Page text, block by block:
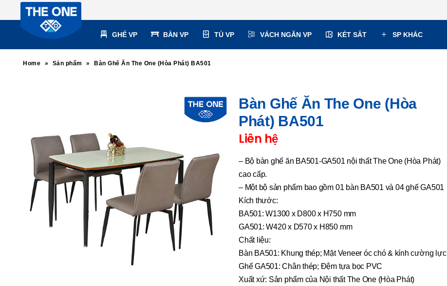
GHẾ VP BÀN VP TỦ VP VÁCH NGĂN VP KÉT SẮT SP KHÁC
Home » Sản phẩm » Bàn Ghế Ăn The One (Hòa Phát) BA501
Bàn Ghế Ăn The One (Hòa
Phát) BA501
Liên hệ
– Bộ bàn ghế ăn BA501-GA501 nội thất The One (Hòa Phát)
cao cấp.
– Một bộ sản phẩm bao gồm 01 bàn BA501 và 04 ghế GA501
Kích thước:
BA501: W1300 x D800 x H750 mm
GA501: W420 x D570 x H850 mm
Chất liệu:
Bàn BA501: Khung thép; Mặt Veneer óc chó & kính cường lực
Ghế GA501: Chân thép; Đệm tựa bọc PVC
Xuất xứ: Sản phẩm của Nội thất The One (Hòa Phát)